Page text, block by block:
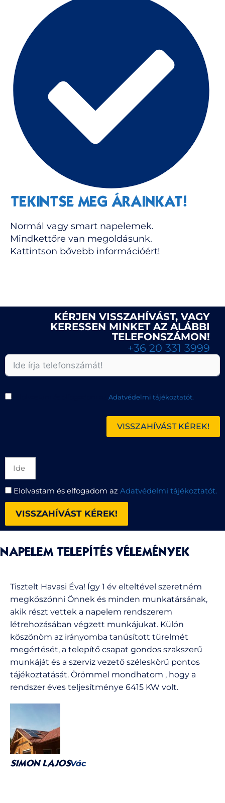
TEKINTSE MEG ÁRAINKAT!
Normál vagy smart napelemek.
Mindkettőre van megoldásunk.
Kattintson bővebb információért!
KÉRJEN VISSZAHÍVÁST, VAGY
KERESSEN MINKET AZ ALÁBBI
TELEFONSZÁMON!
+36 20 331 3999
Adatvédelmi tájékoztatót.
VISSZAHÍVÁST KÉREK!
Elolvastam és elfogadom az Adatvédelmi tájékoztatót.
VISSZAHÍVÁST KÉREK!
NAPELEM TELEPÍTÉS VÉLEMÉNYEK
Tisztelt Havasi Éva! Így 1 év elteltével szeretném
megköszönni Önnek és minden munkatársának,
akik részt vettek a napelem rendszerem
létrehozásában végzett munkájukat. Külön
köszönöm az irányomba tanúsított türelmét
megértését, a telepítő csapat gondos szakszerű
munkáját és a szerviz vezető széleskörű pontos
tájékoztatását. Örömmel mondhatom , hogy a
rendszer éves teljesítménye 6415 KW volt.
SIMON LAJOSVác